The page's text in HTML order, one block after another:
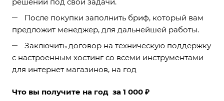
решений под свои задачи.
После покупки заполнить бриф, который вам
предложит менеджер, для дальнейшей работы.
Заключить договор на техническую поддержку
с настроенным хостинг со всеми инструментами
для интернет магазинов, на год
Что вы получите на год за 1 000 ₽